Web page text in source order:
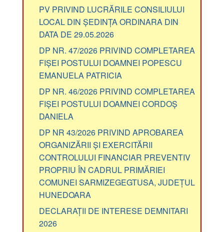
PV PRIVIND LUCRĂRILE CONSILIULUI
LOCAL DIN ȘEDINȚA ORDINARA DIN
DATA DE 29.05.2026
DP NR. 47/2026 PRIVIND COMPLETAREA
FIȘEI POSTULUI DOAMNEI POPESCU
EMANUELA PATRICIA
DP NR. 46/2026 PRIVIND COMPLETAREA
FIȘEI POSTULUI DOAMNEI CORDOȘ
DANIELA
DP NR 43/2026 PRIVIND APROBAREA
ORGANIZĂRII ȘI EXERCITĂRII
CONTROLULUI FINANCIAR PREVENTIV
PROPRIU ÎN CADRUL PRIMĂRIEI
COMUNEI SARMIZEGEGTUSA, JUDEȚUL
HUNEDOARA
DECLARAȚII DE INTERESE DEMNITARI
2026